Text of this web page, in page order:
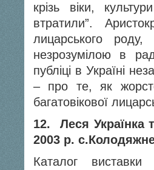
крізь віки,
втратили”.
лицарського
незрозумілою в
публіці в Україні
– про те, як
багатовікової
12. Леся Українка
2003 р.
Каталог